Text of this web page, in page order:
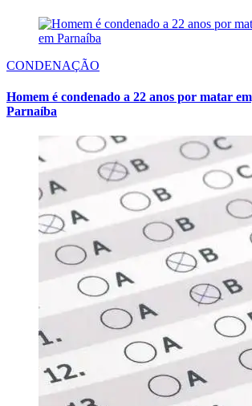
CONDENAÇÃO
Homem é condenado a 22 anos por matar
Parnaíba